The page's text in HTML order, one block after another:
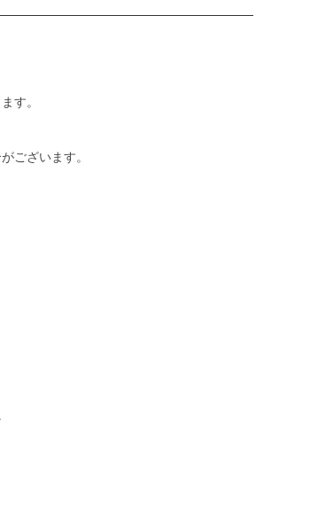
す。
ございます。